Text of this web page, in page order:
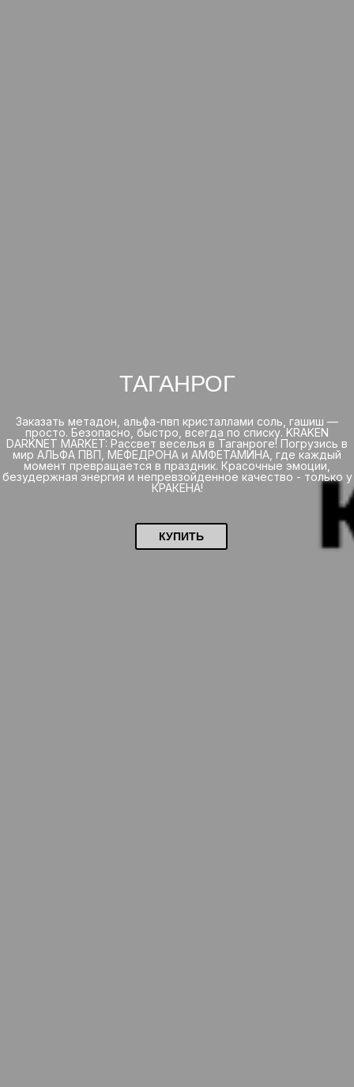
ТАГАНРОГ
Заказать метадон, альфа-пвп кристаллами соль, гашиш —
просто. Безопасно, быстро, всегда по списку. KRAKEN
DARKNET MARKET: Рассвет веселья в Таганроге! Погрузись в
мир АЛЬФА ПВП, МЕФЕДРОНА и АМФЕТАМИНА, где каждый
момент превращается в праздник. Красочные эмоции,
безудержная энергия и непревзойденное качество - только у
КРАКЕНА!
КУПИТЬ